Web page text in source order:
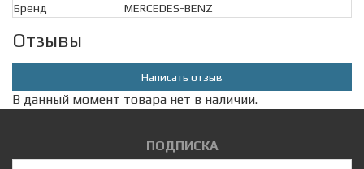
Бренд
MERCEDES-BENZ
Отзывы
Написать отзыв
В данный момент товара нет в наличии.
ПОДПИСКА